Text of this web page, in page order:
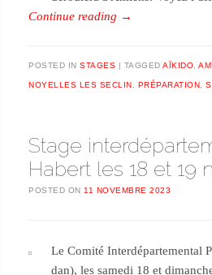
Continue reading →
POSTED IN STAGES TAGGED AÏKIDO
NOYELLES LES SECLIN PRÉPARATION
Stage
Habert les 18 et 19
POSTED ON 11 NOVEMBRE 2023
Le Comité Interdépartemental
dan), les samedi 18 et